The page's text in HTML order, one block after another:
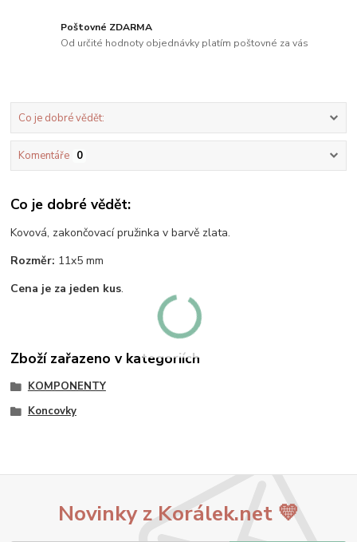
Poštovné ZDARMA
Od určité hodnoty objednávky platím poštovné za vás
Co je dobré vědět:
Komentáře 0
Co je dobré vědět:
Kovová, zakončovací pružinka v barvě zlata.
Rozměr: 11x5 mm
Cena je za jeden kus.
Zboží zařazeno v kategoriích
KOMPONENTY
Koncovky
Novinky z Korálek.net 💛